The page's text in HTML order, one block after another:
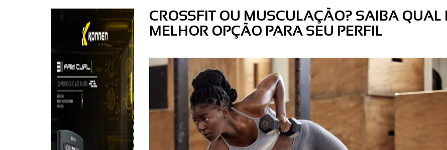
CROSSFIT OU MUSCULAÇÃO? SAIBA QUAL
MELHOR OPÇÃO PARA SEU PERFIL